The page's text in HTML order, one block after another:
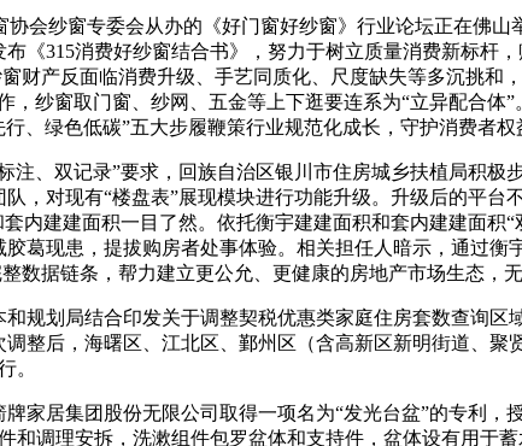
纱窗专委会从办的《好门窗好纱窗》行业论坛正在佛山
《315消费好纱窗结合书》，努力于树立质量消费新标杆
产反面临消费升级、手艺同质化、尺度缺失等多沉挑和
纱窗取门窗、纱网、五金等上下逛要连系为“立异配合体
、绿色低碳”五大步履鞭策行业规范化成长，守护消费者权
双记录”要求，回族自治区银川市住房城乡扶植局积极
，对现有“楼盘表”展现模块进行功能升级。升级后的平台
内建建面积一目了然。依托衡宇建建面积和套内建建面积
葛现患，提拔购房者处事体验。相关担任人暗示，通过衡
数据链条，帮力建立更公允、更健康的房地产市场生态，
划局结合印发关于调整契税优惠类家庭住房套数查询区
整后，海曙区、江北区、鄞州区（含高新区新明街道、聚
。
居集团股份无限公司取得一项名为“发光台盆”的专利，
调理安拆，洗漱组件包罗盆体和支持件，盆体设有用于